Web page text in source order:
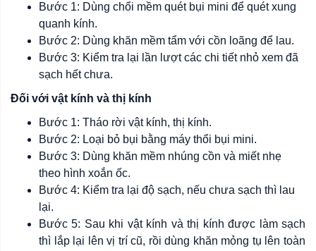
Bước 1: Dùng chổi mềm quét bụi mini để quét xung
quanh kính.
Bước 2: Dùng khăn mềm tẩm với cồn loãng để lau.
Bước 3: Kiểm tra lại lần lượt các chi tiết nhỏ xem đã
sạch hết chưa.
Đối với vật kính và thị kính
Bước 1: Tháo rời vật kính, thị kính.
Bước 2: Loại bỏ bụi bằng máy thổi bụi mini.
Bước 3: Dùng khăn mềm nhúng cồn và miết nhẹ
theo hình xoắn ốc.
Bước 4: Kiểm tra lại độ sạch, nếu chưa sạch thì lau
lại.
Bước 5: Sau khi vật kính và thị kính được làm sạch
thì lắp lại lên vị trí cũ, rồi dùng khăn mỏng tụ lên toàn